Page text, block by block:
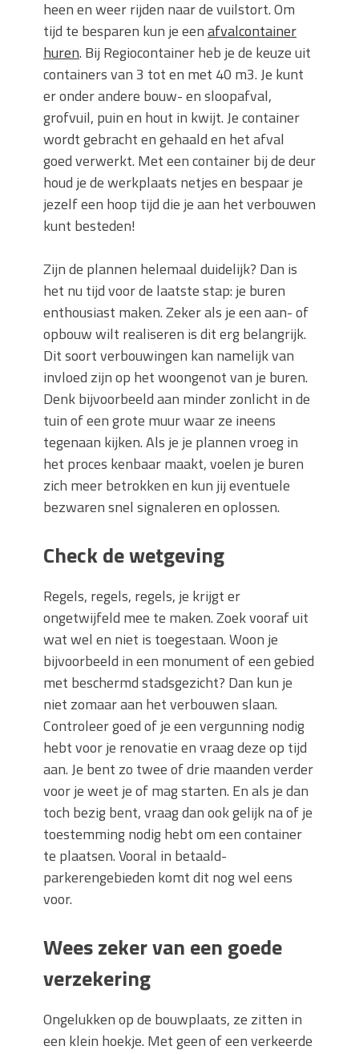
heen en weer rijden naar de vuilstort. Om
tijd te besparen kun je eenafvalcontainer
huren. Bij Regiocontainer heb je de keuze uit
containers van 3 tot en met 40 m3. Je kunt
er onder andere bouw- en sloopafval,
grofvuil, puin en hout in kwijt. Je container
wordt gebracht en gehaald en het afval
goed verwerkt. Met een container bij de deur
houd je de werkplaats netjes en bespaar je
jezelf een hoop tijd die je aan het verbouwen
kunt besteden!
Zijn de plannen helemaal duidelijk? Dan is
het nu tijd voor de laatste stap: je buren
enthousiast maken. Zeker als je een aan- of
opbouw wilt realiseren is dit erg belangrijk.
Dit soort verbouwingen kan namelijk van
invloed zijn op het woongenot van je buren.
Denk bijvoorbeeld aan minder zonlicht in de
tuin of een grote muur waar ze ineens
tegenaan kijken. Als je je plannen vroeg in
het proces kenbaar maakt, voelen je buren
zich meer betrokken en kun jij eventuele
bezwaren snel signaleren en oplossen.
Check de wetgeving
Regels, regels, regels, je krijgt er
ongetwijfeld mee te maken. Zoek vooraf uit
wat wel en niet is toegestaan. Woon je
bijvoorbeeld in een monument of een gebied
met beschermd stadsgezicht? Dan kun je
niet zomaar aan het verbouwen slaan.
Controleer goed of je een vergunning nodig
hebt voor je renovatie en vraag deze op tijd
aan. Je bent zo twee of drie maanden verder
voor je weet je of mag starten. En als je dan
toch bezig bent, vraag dan ook gelijk na of je
toestemming nodig hebt om een container
te plaatsen. Vooral in betaald-
parkerengebieden komt dit nog wel eens
voor.
Wees zeker van een goede
verzekering
Ongelukken op de bouwplaats, ze zitten in
een klein hoekje. Met geen of een verkeerde